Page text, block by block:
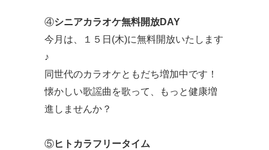
④シニアカラオケ無料開放DAY
今月は、１５日(木)に無料開放いたします
♪
同世代のカラオケともだち増加中です！
懐かしい歌謡曲を歌って、もっと健康増
進しませんか？
⑤ヒトカラフリータイム